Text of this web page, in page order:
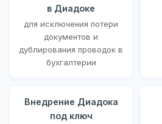
в Диадоке
для исключения потери
документов и
дублирования проводок в
бухгалтерии
Внедрение Диадока
под ключ